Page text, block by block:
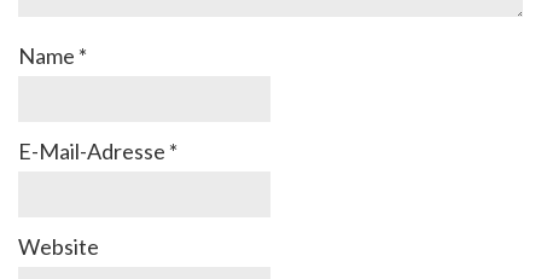
Name *
E-Mail-Adresse *
Website